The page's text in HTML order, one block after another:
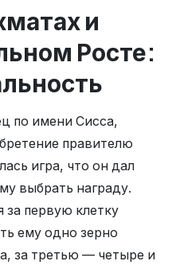
и
Росте:
по имени Сисса,
правителю
игра, что он дал
выбрать награду.
за первую клетку
ему одно зерно
за третью — четыре и